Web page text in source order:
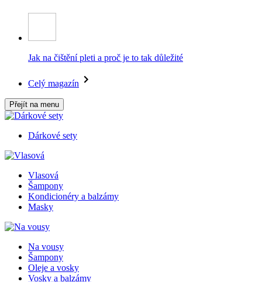
Jak na čištění pleti a proč je to tak důležité
Celý magazín
Přejít na menu
Dárkové sety
Vlasová
Šampony
Kondicionéry a balzámy
Masky
Na vousy
Šampony
Oleje a vosky
Vosky a balzámy